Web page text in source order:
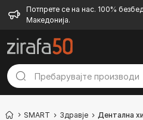
Потпрете се на нас. 100%
Македонија.
SMART Здравје Дентална